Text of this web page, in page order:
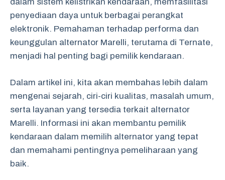
penyediaan daya untuk berbagai perangkat
elektronik. Pemahaman terhadap performa dan
keunggulan alternator Marelli, terutama di Ternate,
menjadi hal penting bagi pemilik kendaraan.
Dalam artikel ini, kita akan membahas lebih dalam
mengenai sejarah, ciri-ciri kualitas, masalah umum,
serta layanan yang tersedia terkait alternator
Marelli. Informasi ini akan membantu pemilik
kendaraan dalam memilih alternator yang tepat
dan memahami pentingnya pemeliharaan yang
baik.